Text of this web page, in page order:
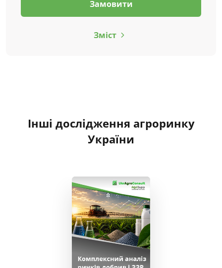
Замовити
Зміст
Інші дослідження агроринку
України